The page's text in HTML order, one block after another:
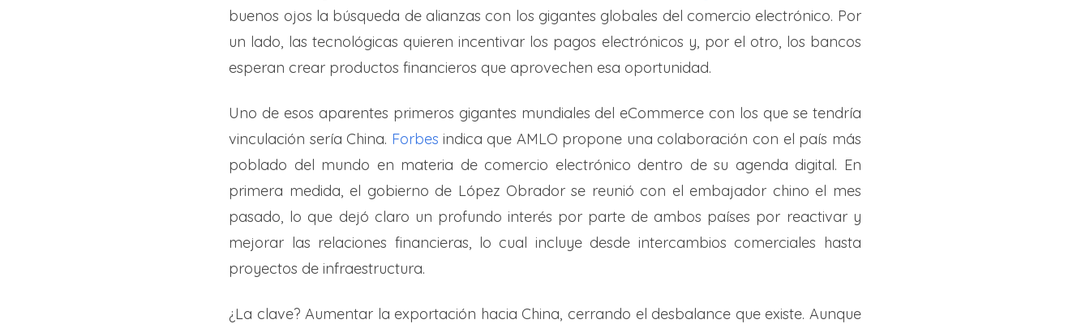
buenos ojos la búsqueda de alianzas con los gigantes globales del comercio electrónico. Por
un lado, las tecnológicas quieren incentivar los pagos electrónicos y, por el otro, los bancos
esperan crear productos financieros que aprovechen esa oportunidad.
Uno de esos aparentes primeros gigantes mundiales del eCommerce con los que se tendría
vinculación sería China. Forbes indica que AMLO propone una colaboración con el país más
poblado del mundo en materia de comercio electrónico dentro de su agenda digital. En
primera medida, el gobierno de López Obrador se reunió con el embajador chino el mes
pasado, lo que dejó claro un profundo interés por parte de ambos países por reactivar y
mejorar las relaciones financieras, lo cual incluye desde intercambios comerciales hasta
proyectos de infraestructura.
¿La clave? Aumentar la exportación hacia China, cerrando el desbalance que existe. Aunque